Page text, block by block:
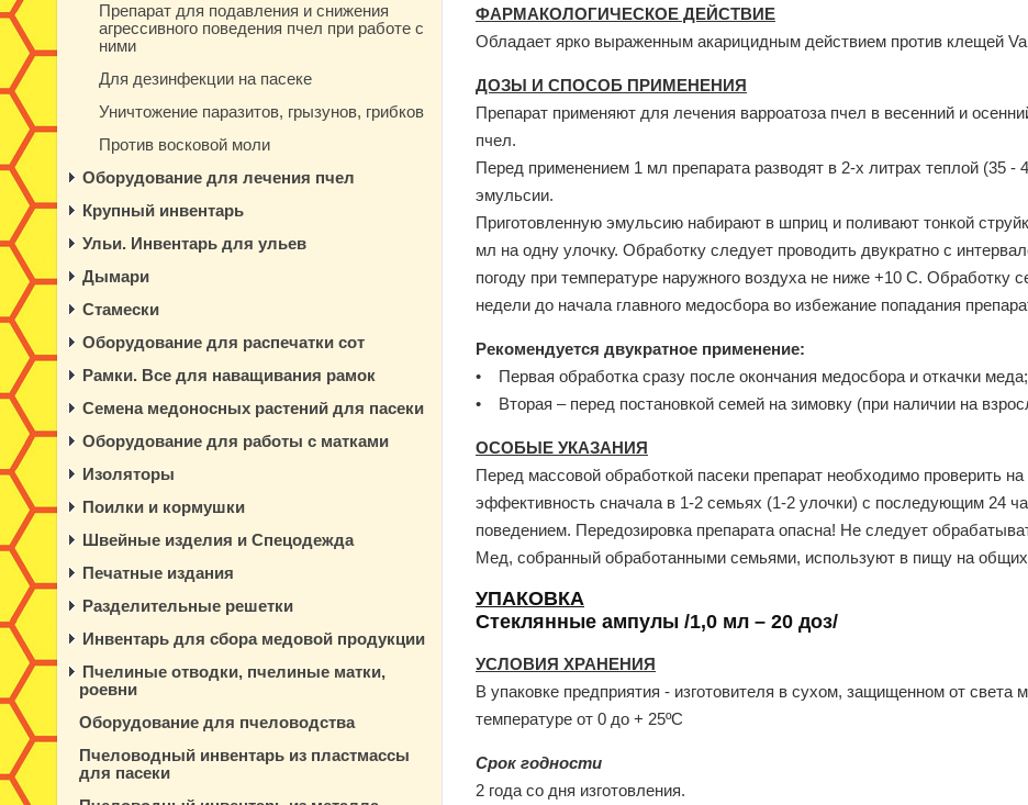
ФАРМАКОЛОГИЧЕСКОЕ ДЕЙСТВИЕ
Обладает ярко выраженным акарицидным действием против клещей
ДОЗЫ И СПОСОБ ПРИМЕНЕНИЯ
Препарат применяют для лечения варроатоза пчел в весенний и
пчел.
Перед применением 1 мл препарата разводят в 2-х литрах теплой (35
эмульсии.
Приготовленную эмульсию набирают в шприц и поливают тонкой
мл на одну улочку. Обработку следует проводить двукратно с
погоду при температуре наружного воздуха не ниже +10 С. Обработку
недели до начала главного медосбора во избежание попадания
Рекомендуется двукратное применение:
• Первая обработка сразу после окончания медосбора и откачки меда;
• Вторая – перед постановкой семей на зимовку (при наличии на
ОСОБЫЕ УКАЗАНИЯ
Перед массовой обработкой пасеки препарат необходимо проверить
эффективность сначала в 1-2 семьях (1-2 улочки) с последующим 24
поведением. Передозировка препарата опасна! Не следует
Мед, собранный обработанными семьями, используют в пищу на общих
УПАКОВКА
Стеклянные ампулы /1,0 мл – 20 доз/
УСЛОВИЯ ХРАНЕНИЯ
В упаковке предприятия - изготовителя в сухом, защищенном от света
температуре от 0 до + 25ºС
Срок годности
2 года со дня изготовления.
Препарат для подавления и снижения
агрессивного поведения пчел при работе с
ними
Для дезинфекции на пасеке
Уничтожение паразитов, грызунов, грибков
Против восковой моли
Оборудование для лечения пчел
Крупный инвентарь
Ульи. Инвентарь для ульев
Дымари
Стамески
Оборудование для распечатки сот
Рамки. Все для наващивания рамок
Семена медоносных растений для пасеки
Оборудование для работы с матками
Изоляторы
Поилки и кормушки
Швейные изделия и Спецодежда
Печатные издания
Разделительные решетки
Инвентарь для сбора медовой продукции
Пчелиные отводки, пчелиные матки,
роевни
Оборудование для пчеловодства
Пчеловодный инвентарь из пластмассы
для пасеки